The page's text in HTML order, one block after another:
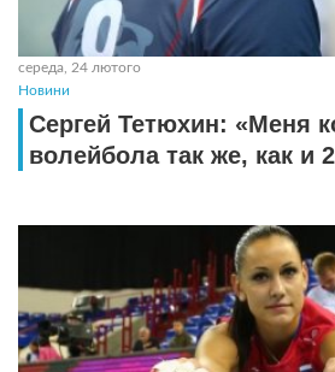
середа, 24 лютого
Новини
Сергей Тетюхин: «Меня
волейбола так же, как и